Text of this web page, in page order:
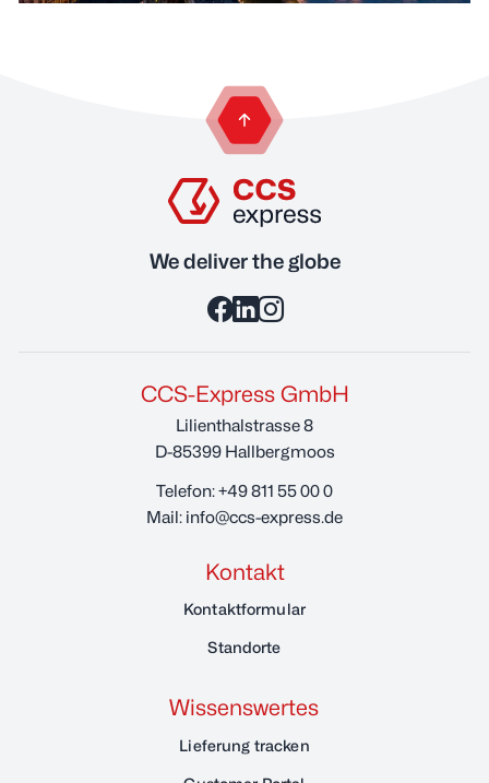
zurück zum Anfang der Seite
We deliver the globe
CCS-Express GmbH
Lilienthalstrasse 8
D-85399 Hallbergmoos
Telefon:+49 811 55 00 0
Mail: info@ccs-express.de
Kontakt
Kontaktformular
Standorte
Wissenswertes
Lieferung tracken